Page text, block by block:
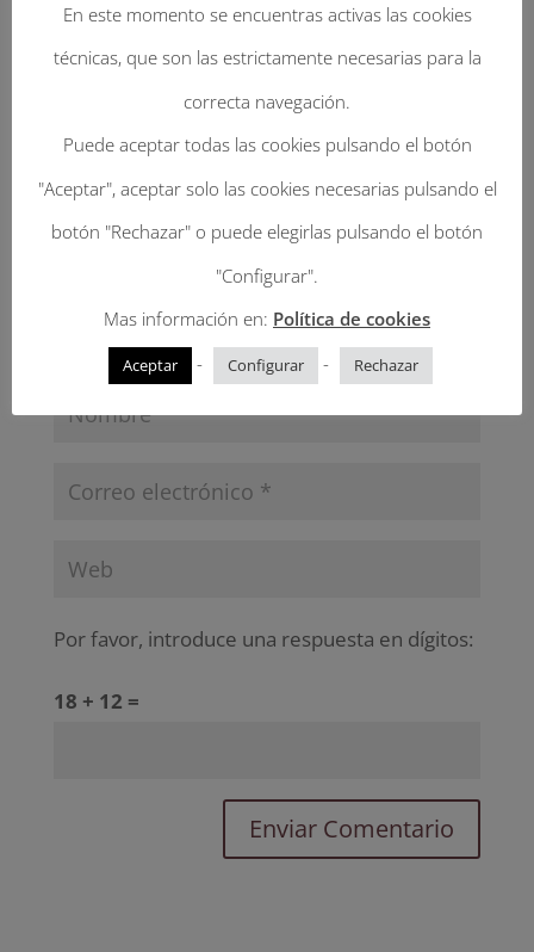
Tu dirección de correo electrónico no será
publicada.Los campos obligatorios están
marcados con*
Por favor, introduce una respuesta en dígitos:
18 + 12 =
En este momento se encuentras activas las cookies
técnicas, que son las estrictamente necesarias para la
correcta navegación.
Puede aceptar todas las cookies pulsando el botón
"Aceptar", aceptar solo las cookies necesarias pulsando el
botón "Rechazar" o puede elegirlas pulsando el botón
"Configurar".
Mas información en: Política de cookies
Aceptar - Configurar - Rechazar